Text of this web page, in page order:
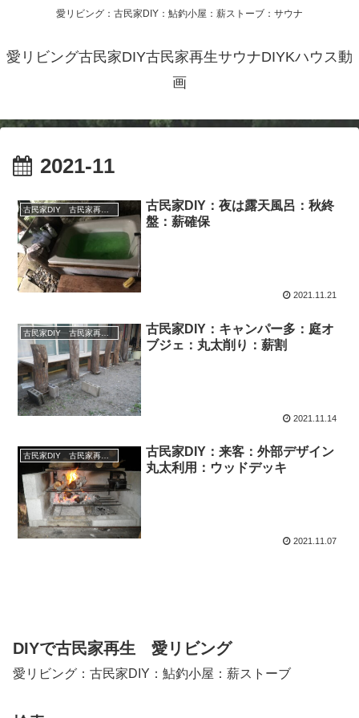
愛リビング：古民家DIY：鮎釣小屋：薪ストーブ：サウナ
愛リビング古民家DIY古民家再生サウナDIYKハウス動
画
2021-11
古民家DIY：夜は露天風呂：秋終
盤：薪確保
2021.11.21
古民家DIY：キャンパー多：庭オ
ブジェ：丸太削り：薪割
2021.11.14
古民家DIY 古民家再生 別荘 リフォーム 小屋 薪ストーブ
古民家DIY：来客：外部デザイン
丸太利用：ウッドデッキ
2021.11.07
DIYで古民家再生 愛リビング
愛リビング：古民家DIY：鮎釣小屋：薪ストーブ